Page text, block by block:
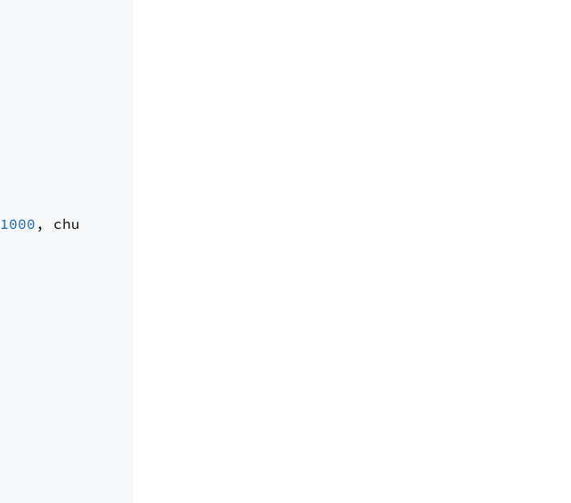
1000 , chunk_overlap=